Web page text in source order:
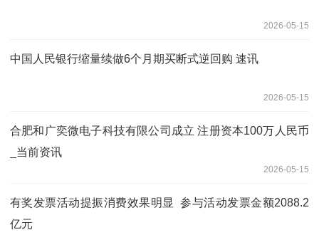
2026-05-15
中国人民银行缩量续做6个月期买断式逆回购 速讯
2026-05-15
合肥和广奕微电子科技有限公司成立 注册资本100万人民币
_当前资讯
2026-05-15
有奖发票活动提振消费效果明显 参与活动发票金额2088.2
亿元